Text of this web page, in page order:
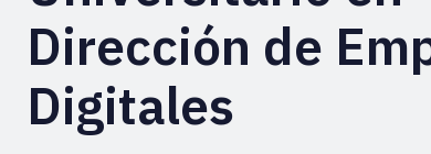
Dirección de
Digitales